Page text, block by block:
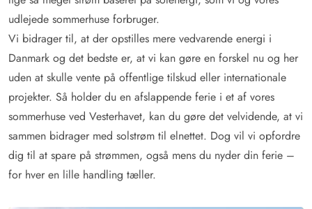
udlejede sommerhuse forbruger.
Vi bidrager til, at der opstilles mere vedvarende energi i
Danmark og det bedste er, at vi kan gøre en forskel nu og her
uden at skulle vente på offentlige tilskud eller internationale
projekter. Så holder du en afslappende ferie i et af vores
sommerhuse ved Vesterhavet, kan du gøre det velvidende, at vi
sammen bidrager med solstrøm til elnettet. Dog vil vi opfordre
dig til at spare på strømmen, også mens du nyder din ferie –
for hver en lille handling tæller.